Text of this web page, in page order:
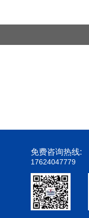
免费咨询热线:
17624047779